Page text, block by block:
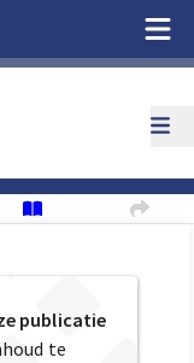
publicatie
te